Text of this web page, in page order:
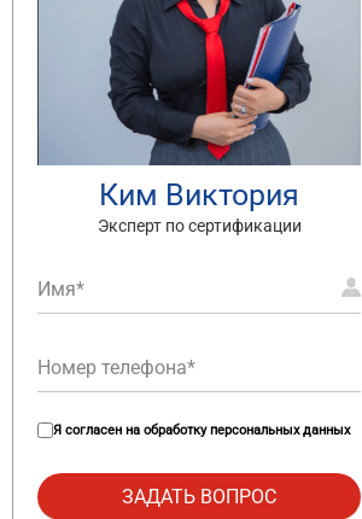
Ким Виктория
Эксперт по сертификации
Я согласен на обработку персональных данных